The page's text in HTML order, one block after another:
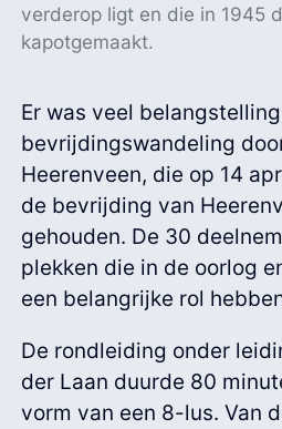
verderop ligt en die in 1945
kapotgemaakt.
Er was veel
bevrijdingswandeling
Heerenveen, die op 14
de bevrijding van
gehouden. De 30
plekken die in de oorlog
een belangrijke rol
De rondleiding onder
der Laan duurde 80
vorm van een 8-lus. Van